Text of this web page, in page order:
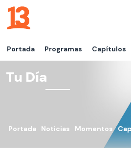
Portada Programas Capítulos
Tu Día
Portada Noticias Momentos